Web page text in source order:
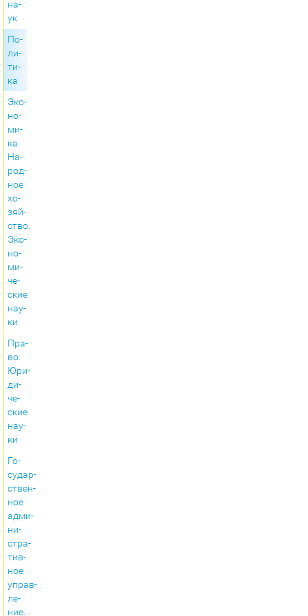
на­
ук
По­
ли­
ти­
ка
Эко­
но­
ми­
ка.
На­
род­
ное
хо­
зяй­
ство.
Эко­
но­
ми­
че­
ские
на­у­
ки
Пра­
во.
Юри­
ди­
че­
ские
на­у­
ки
Го­
судар­
ствен­
ное
адми­
ни­
стра­
тив­
ное
управ­
ле­
ние.